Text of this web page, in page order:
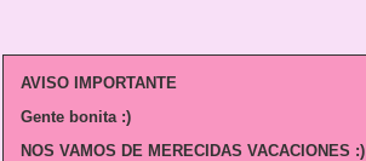
AVISO IMPORTANTE
Gente bonita :)
NOS VAMOS DE MERECIDAS VACACIONES :)